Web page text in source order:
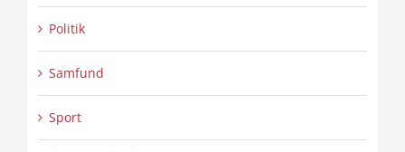
Politik
Samfund
Sport